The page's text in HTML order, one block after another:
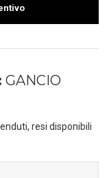
GANCIO
resi disponibili